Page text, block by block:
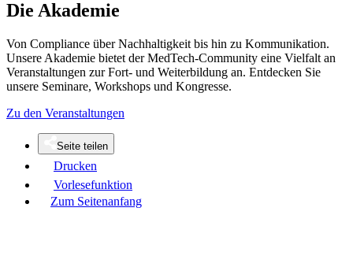
Die Akademie
Von Compliance über Nachhaltigkeit bis hin zu Kommunikation.
Unsere Akademie bietet der MedTech-Community eine Vielfalt an
Veranstaltungen zur Fort- und Weiterbildung an. Entdecken Sie
unsere Seminare, Workshops und Kongresse.
Zu den Veranstaltungen
Seite teilen
Drucken
Vorlesefunktion
Zum Seitenanfang